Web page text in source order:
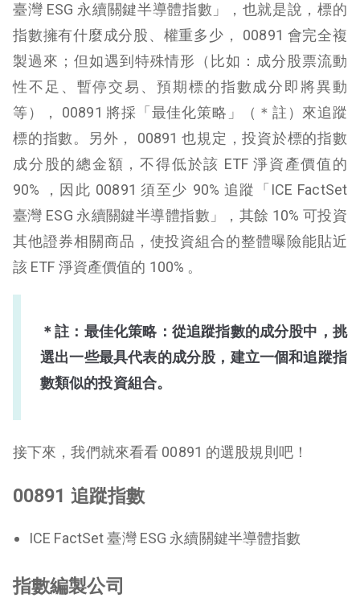
臺灣 ESG 永續關鍵半導體指數」，也就是說，標的
指數擁有什麼成分股、權重多少， 00891 會完全複
製過來；但如遇到特殊情形（比如：成分股票流動
性不足、暫停交易、預期標的指數成分即將異動
等）， 00891 將採「最佳化策略」（＊註）來追蹤
標的指數。另外， 00891 也規定，投資於標的指數
成分股的總金額，不得低於該 ETF 淨資產價值的
90% ，因此 00891 須至少 90% 追蹤「ICE FactSet
臺灣 ESG 永續關鍵半導體指數」，其餘 10% 可投資
其他證券相關商品，使投資組合的整體曝險能貼近
該 ETF 淨資產價值的 100% 。
＊註：最佳化策略：從追蹤指數的成分股中，挑
選出一些最具代表的成分股，建立一個和追蹤指
數類似的投資組合。
接下來，我們就來看看 00891 的選股規則吧！
00891 追蹤指數
ICE FactSet 臺灣 ESG 永續關鍵半導體指數
指數編製公司